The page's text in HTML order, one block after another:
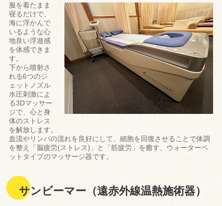
服を着たまま
寝るだけで、
海に浮かんで
いるような心
地良い浮遊感
を体感できま
す。
下から噴射さ
れる6つのジ
ェットノズル
水圧刺激によ
る3Dマッサー
ジで、心と身
体のストレス
を解放します。
血流やリンパの流れを良好にして、細胞を回復させることで体調
を整え「脳疲労(ストレス)」と「筋疲労」を癒す、ウォーターベ
ットタイプのマッサージ器です。
サンビーマー（遠赤外線温熱施術器）